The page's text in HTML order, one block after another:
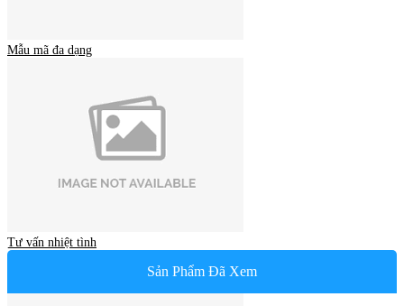
Mẫu mã đa dạng
Tư vấn nhiệt tình
Sản Phẩm Đã Xem